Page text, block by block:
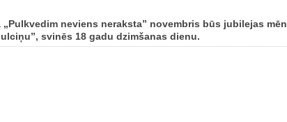
neviens neraksta” novembris būs jubilejas
svinēs 18 gadu dzimšanas dienu.